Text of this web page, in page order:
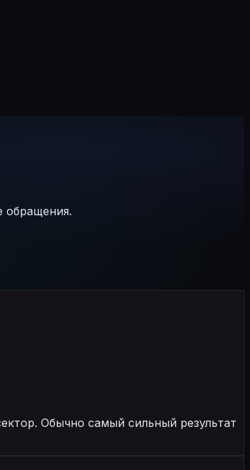
обращения.
Обычно самый сильный результат